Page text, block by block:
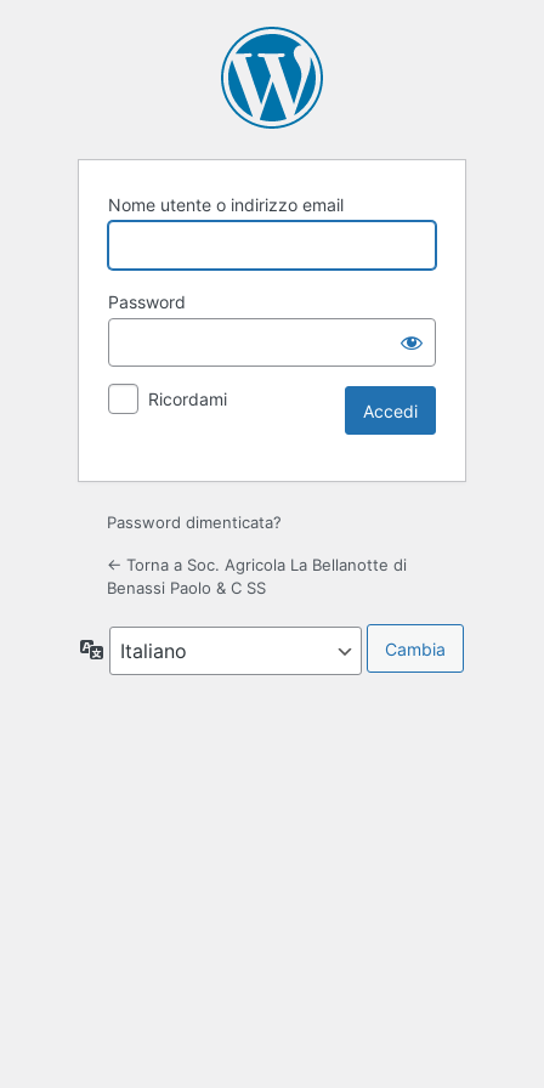
Nome utente o indirizzo email
Password
Ricordami
Password dimenticata?
← Torna a Soc. Agricola La Bellanotte di
Benassi Paolo & C SS
Lingua